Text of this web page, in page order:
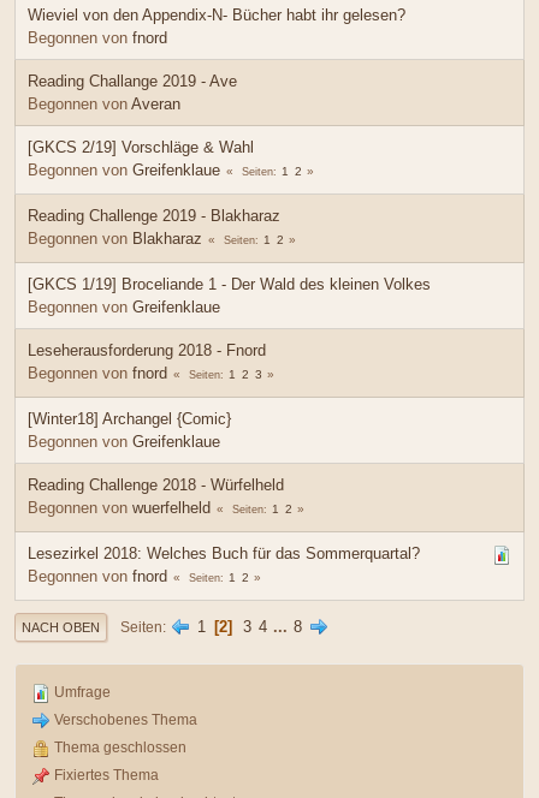
Wieviel von den Appendix-N- Bücher habt ihr gelesen?
Begonnen von fnord
Reading Challange 2019 - Ave
Begonnen von Averan
[GKCS 2/19] Vorschläge & Wahl
Begonnen von Greifenklaue Seiten 1 2
Reading Challenge 2019 - Blakharaz
Begonnen von Blakharaz Seiten 1 2
[GKCS 1/19] Broceliande 1 - Der Wald des kleinen Volkes
Begonnen von Greifenklaue
Leseherausforderung 2018 - Fnord
Begonnen von fnord Seiten 1 2 3
[Winter18] Archangel {Comic}
Begonnen von Greifenklaue
Reading Challenge 2018 - Würfelheld
Begonnen von wuerfelheld Seiten 1 2
Lesezirkel 2018: Welches Buch für das Sommerquartal?
Begonnen von fnord Seiten 1 2
NACH OBEN Seiten 1 2 3 4 ... 8
Umfrage
Verschobenes Thema
Thema geschlossen
Fixiertes Thema